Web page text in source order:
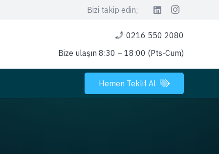
Bizi takip edin;
0216 550 2080
Bize ulaşın 8:30 – 18:00 (Pts-Cum)
Hemen Teklif Al